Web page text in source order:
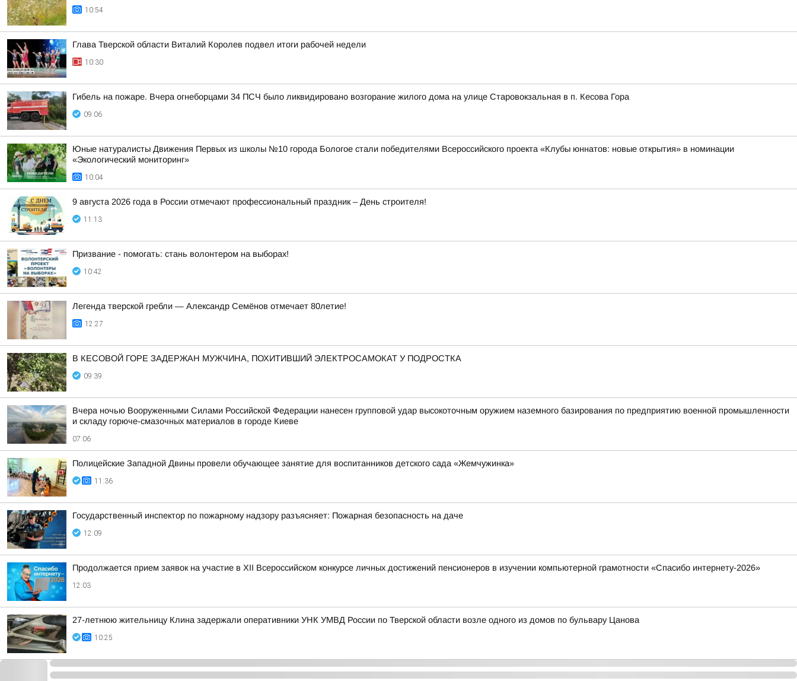
10:54
Глава Тверской области Виталий Королев подвел итоги рабочей недели
10:30
Гибель на пожаре. Вчера огнеборцами 34 ПСЧ было ликвидировано возгорание жилого дома на улице Старовокзальная в п. Кесова Гора
09:06
Юные натуралисты Движения Первых из школы №10 города Бологое стали победителями Всероссийского проекта «Клубы юннатов: новые открытия» в номинации
«Экологический мониторинг»
10:04
9 августа 2026 года в России отмечают профессиональный праздник – День строителя!
11:13
Призвание - помогать: стань волонтером на выборах!
10:42
Легенда тверской гребли — Александр Семёнов отмечает 80летие!
12:27
В КЕСОВОЙ ГОРЕ ЗАДЕРЖАН МУЖЧИНА, ПОХИТИВШИЙ ЭЛЕКТРОСАМОКАТ У ПОДРОСТКА
09:39
Вчера ночью Вооруженными Силами Российской Федерации нанесен групповой удар высокоточным оружием наземного базирования по предприятию военной промышленности
и складу горюче-смазочных материалов в городе Киеве
07:06
Полицейские Западной Двины провели обучающее занятие для воспитанников детского сада «Жемчужинка»
11:36
Государственный инспектор по пожарному надзору разъясняет: Пожарная безопасность на даче
12:09
Продолжается прием заявок на участие в ХII Всероссийском конкурсе личных достижений пенсионеров в изучении компьютерной грамотности «Спасибо интернету-2026»
12:03
27-летнюю жительницу Клина задержали оперативники УНК УМВД России по Тверской области возле одного из домов по бульвару Цанова
10:25